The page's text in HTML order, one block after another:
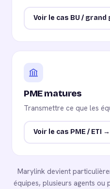
Voir le cas BU /
PME matures
Transmettre ce que les
Voir le cas PME / ETI →
Marylink devient
équipes, plusieurs agents